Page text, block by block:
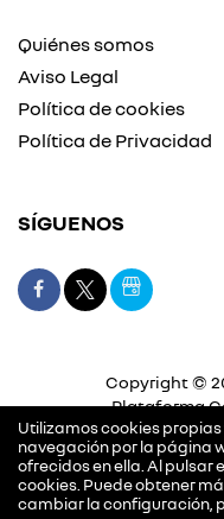
Utilizamos cookies
navegación por la página
ofrecidos en ella. Al pulsar
cookies. Puede obtener
cambiar la configuración,
Quiénes somos
Aviso Legal
Política de cookies
Política de Privacidad
SÍGUENOS
Copyright ©
Plataforma